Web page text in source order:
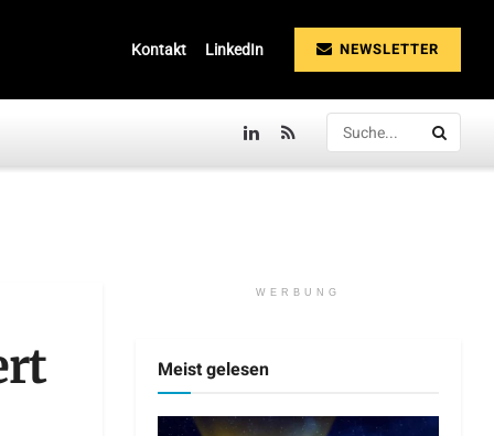
Kontakt LinkedIn NEWSLETTER
WERBUNG
Meist gelesen